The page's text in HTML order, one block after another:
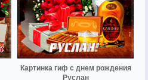
Картинка гиф с днем рождения
Руслан